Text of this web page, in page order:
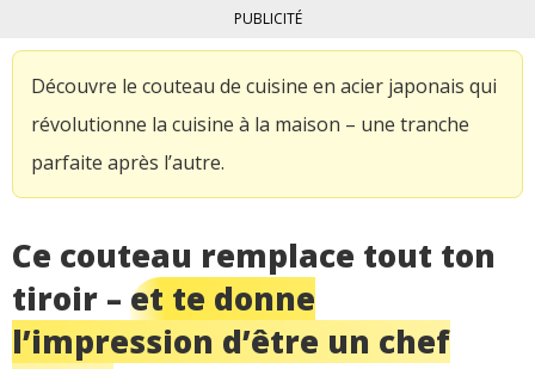
PUBLICITÉ
Découvre le couteau de cuisine en acier japonais qui
révolutionne la cuisine à la maison – une tranche
parfaite après l’autre.
Ce couteau remplace tout ton
tiroir – et te donne
l’impression d’être un chef